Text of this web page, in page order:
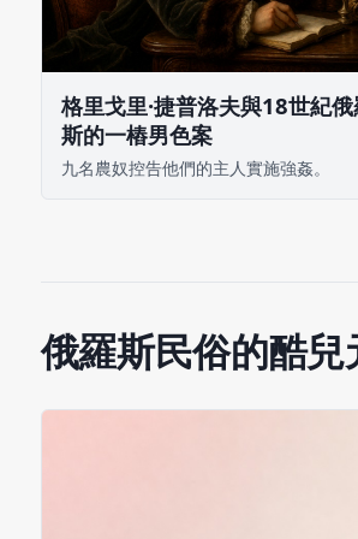
格里戈里·捷普洛夫與18世紀
斯的一樁男色案
九名農奴控告他們的主人實施強姦。
俄羅斯民俗的酷兒